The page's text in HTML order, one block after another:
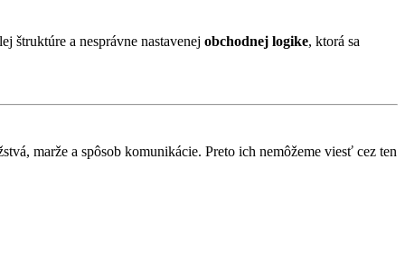
štruktúre a nesprávne nastavenej obchodnej logike, ktorá sa
marže a spôsob komunikácie. Preto ich nemôžeme viesť cez ten